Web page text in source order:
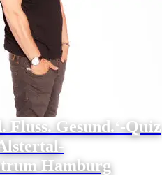
Fluss. Gesund.‘-Quiz
Hamburg